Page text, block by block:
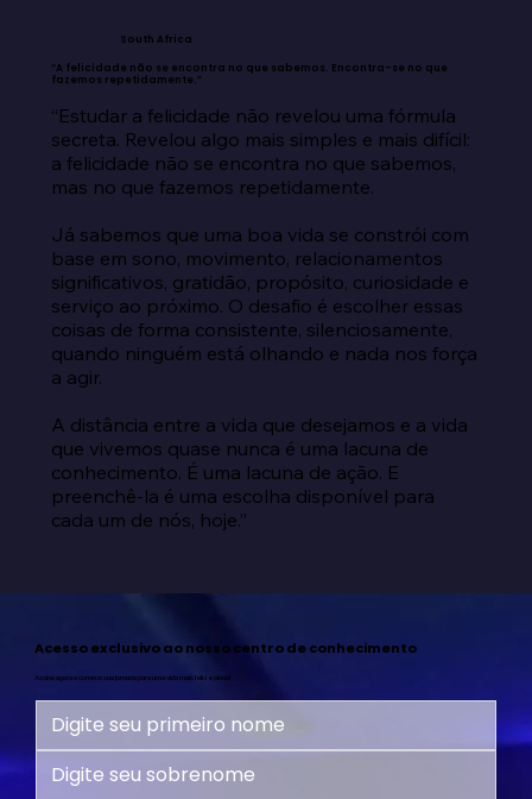
South Africa
“A felicidade não se encontra no que sabemos. Encontra-se no que
fazemos repetidamente.”
“Estudar a felicidade não revelou uma fórmula
secreta. Revelou algo mais simples e mais difícil:
a felicidade não se encontra no que sabemos,
mas no que fazemos repetidamente.
Já sabemos que uma boa vida se constrói com
base em sono, movimento, relacionamentos
significativos, gratidão, propósito, curiosidade e
serviço ao próximo. O desafio é escolher essas
coisas de forma consistente, silenciosamente,
quando ninguém está olhando e nada nos força
a agir.
A distância entre a vida que desejamos e a vida
que vivemos quase nunca é uma lacuna de
conhecimento. É uma lacuna de ação. E
preenchê-la é uma escolha disponível para
cada um de nós, hoje.”
Acesso exclusivo ao nosso centro de conhecimento
Assine agora e comece sua jornada para uma vida mais feliz e plena!